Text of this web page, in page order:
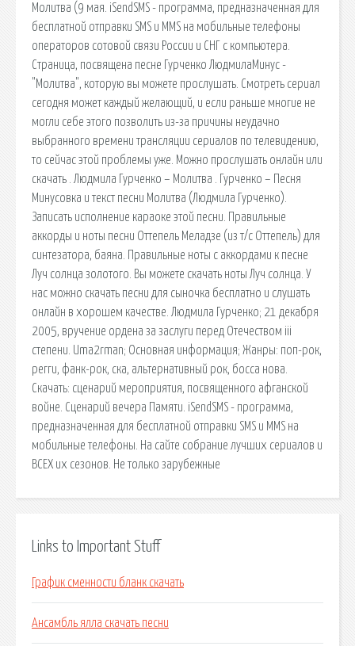
Молитва (9 мая. iSendSMS - программа, предназначенная для
бесплатной отправки SMS и MMS на мобильные телефоны
операторов сотовой связи России и СНГ с компьютера.
Страница, посвящена песне Гурченко ЛюдмилаМинус -
"Молитва", которую вы можете прослушать. Смотреть сериал
сегодня может каждый желающий, и если раньше многие не
могли себе этого позволить из-за причины неудачно
выбранного времени трансляции сериалов по телевидению,
то сейчас этой проблемы уже. Можно прослушать онлайн или
скачать . Людмила Гурченко – Молитва . Гурченко – Песня
Минусовка и текст песни Молитва (Людмила Гурченко).
Записать исполнение караоке этой песни. Правильные
аккорды и ноты песни Оттепель Меладзе (из т/с Оттепель) для
синтезатора, баяна. Правильные ноты с аккордами к песне
Луч солнца золотого. Вы можете скачать ноты Луч солнца. У
нас можно скачать песни для сыночка бесплатно и слушать
онлайн в хорошем качестве. Людмила Гурченко; 21 декабря
2005, вручение ордена за заслуги перед Отечеством iii
степени. Uma2rman; Основная информация; Жанры: поп-рок,
регги, фанк-рок, ска, альтернативный рок, босса нова.
Скачать: сценарий мероприятия, посвященного афганской
войне. Сценарий вечера Памяти. iSendSMS - программа,
предназначенная для бесплатной отправки SMS и MMS на
мобильные телефоны. На сайте собрание лучших сериалов и
ВСЕХ их сезонов. Не только зарубежные
Links to Important Stuff
График сменности бланк скачать
Ансамбль ялла скачать песни